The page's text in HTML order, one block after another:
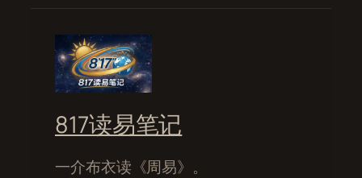
817读易笔记
一介布衣读《周易》。